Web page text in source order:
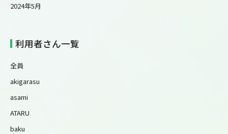
2024年5月
利用者さん一覧
全員
akigarasu
asami
ATARU
baku